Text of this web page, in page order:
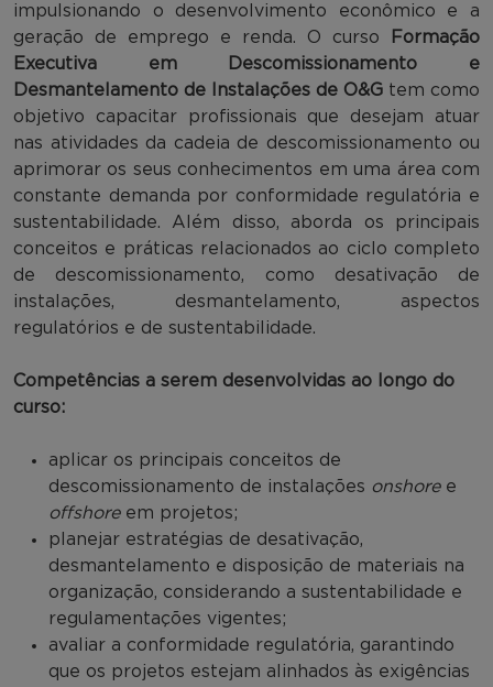
impulsionando o desenvolvimento econômico e a
geração de emprego e renda. O curso
Formação
Executiva em Descomissionamento e
Desmantelamento de Instalações de O&G tem como
objetivo capacitar profissionais que desejam atuar
nas atividades da cadeia de descomissionamento ou
aprimorar os seus conhecimentos em uma área com
constante demanda por conformidade regulatória e
sustentabilidade. Além disso, aborda os principais
conceitos e práticas relacionados ao ciclo completo
de descomissionamento, como desativação de
instalações, desmantelamento, aspectos
regulatórios e de sustentabilidade.
Competências a serem desenvolvidas ao longo do
curso:
aplicar os principais conceitos de
descomissionamento de instalações onshoree
offshoreem projetos;
planejar estratégias de desativação,
desmantelamento e disposição de materiais na
organização, considerando a sustentabilidade e
regulamentações vigentes;
avaliar a conformidade regulatória, garantindo
que os projetos estejam alinhados às exigências